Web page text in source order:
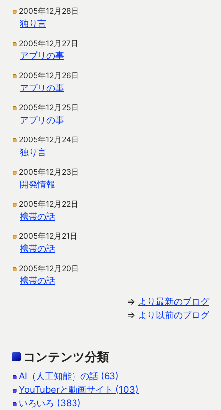
2005年12月28日
独り言
2005年12月27日
アプリの事
2005年12月26日
アプリの事
2005年12月25日
アプリの事
2005年12月24日
独り言
2005年12月23日
開発情報
2005年12月22日
携帯の話
2005年12月21日
携帯の話
2005年12月20日
携帯の話
⇒ より最新のブログ
⇒ より以前のブログ
コンテンツ分類
AI（人工知能）の話 (63)
YouTuberと動画サイト (103)
いろいろ (383)